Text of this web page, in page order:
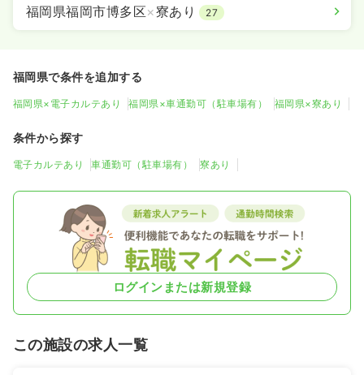
福岡県福岡市博多区×寮あり 27
福岡県で条件を追加する
福岡県×電子カルテあり 福岡県×車通勤可（駐車場有） 福岡県×寮あり
条件から探す
電子カルテあり 車通勤可（駐車場有） 寮あり
ログインまたは新規登録
この施設の求人一覧